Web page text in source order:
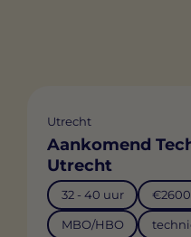
Utrecht
Aankomend
Utrecht
32 - 40 uur
MBO/HBO